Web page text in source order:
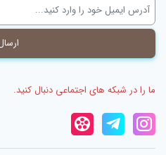
ما را در شبکه های اجتماعی دنبال کنید.